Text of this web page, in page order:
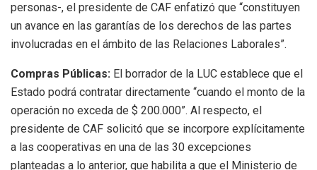
personas-, el presidente de CAF enfatizó que “constituyen
un avance en las garantías de los derechos de las partes
involucradas en el ámbito de las Relaciones Laborales”.
Compras Públicas: El borrador de la LUC establece que el
Estado podrá contratar directamente “cuando el monto de la
operación no exceda de $ 200.000”. Al respecto, el
presidente de CAF solicitó que se incorpore explícitamente
a las cooperativas en una de las 30 excepciones
planteadas a lo anterior, que habilita a que el Ministerio de